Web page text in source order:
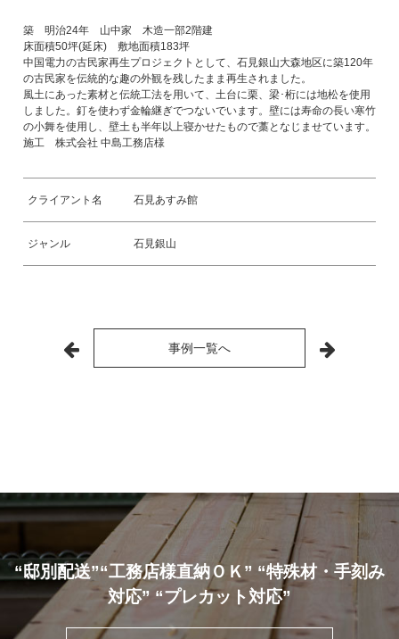
築 明治24年 山中家 木造一部2階建
床面積50坪(延床) 敷地面積183坪
中国電力の古民家再生プロジェクトとして、石見銀山大森地区に築120年
の古民家を伝統的な趣の外観を残したまま再生されました。
風土にあった素材と伝統工法を用いて、土台に栗、梁･桁には地松を使用
しました。釘を使わず金輪継ぎでつないでいます。壁には寿命の長い寒竹
の小舞を使用し、壁土も半年以上寝かせたもので藁となじませています。
施工 株式会社 中島工務店様
クライアント名 石見あすみ館
ジャンル 石見銀山
事例一覧へ
“邸別配送”“工務店様直納ＯＫ” “特殊材・手刻み
対応” “プレカット対応”